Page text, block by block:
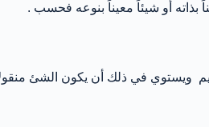
أو شيئاً معيناً بنوعه فحسب .
ويستوي في ذلك أن يكون الشئ